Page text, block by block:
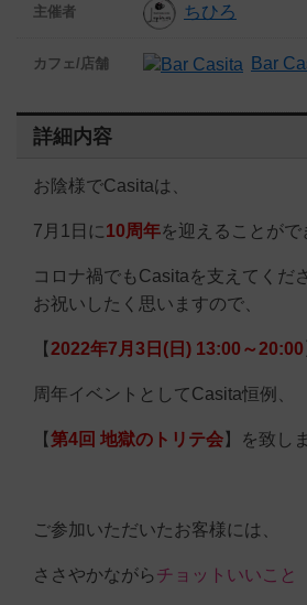
主催者 ちひろ
カフェ/店舗 Bar
詳細内容
お陰様でCasitaは、
7月1日に10周年を迎えることがで
コロナ禍でもCasitaを支えてくだ
お祝いしたく思いますので、
【2022年7月3日(日) 13:00～20:00
周年イベントとしてCasita恒例、
【第4回 地獄のトリテ会】を致し
ご参加いただいたお客様には、
ささやかながら チョットいいこと